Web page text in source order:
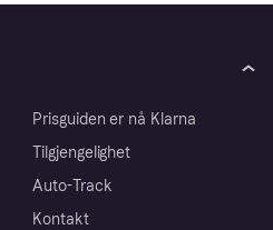
Prisguiden er nå Klarna
Tilgjengelighet
Auto-Track
Kontakt